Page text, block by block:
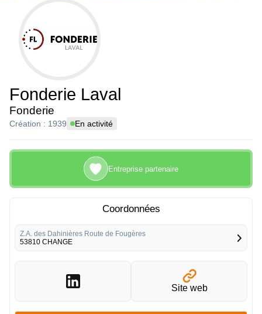
Fonderie Laval
Fonderie
Création : 1939 En activité
Entreprise partenaire
Coordonnées
Z.A. des Dahinières Route de Fougères
53810 CHANGE
Site web